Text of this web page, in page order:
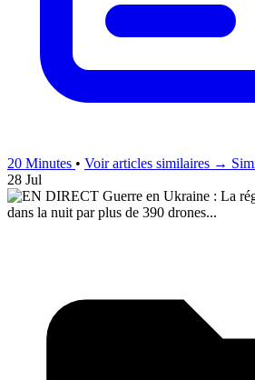
20 Minutes • Voir articles similaires →
28 Jul